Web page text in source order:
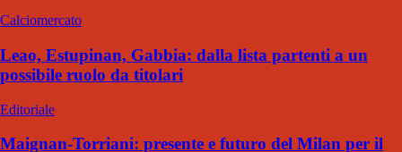
Calciomercato
Leao, Estupinan, Gabbia: dalla lista partenti a un
possibile ruolo da titolari
Editoriale
Maignan-Torriani: presente e futuro del Milan per il